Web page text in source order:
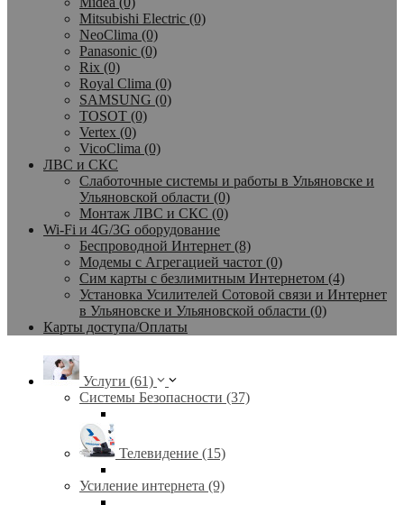
Mitsubishi Electric (0)
NeoClima (0)
Panasonic (0)
Rix (0)
Royal Clima (0)
SAMSUNG (0)
TOSOT (0)
Vertex (0)
VicoClima (0)
ЛВС и СКС
Слаботочные системы и работы в Ульяновске и
Ульяновской области (0)
Монтаж ЛВС и СКС (0)
Wi-Fi и 4G/3G оборудование
Беспроводной Интернет (8)
Модемы с Агрегацией частот (0)
Сим карты с безлимитным Интернетом (4)
Установка Усилителей Сотовой связи и Интернет
в Ульяновске и Ульяновской области (0)
Карты доступа/Оплаты
Услуги (61)
Системы Безопасности (37)
Телевидение (15)
Усиление интернета (9)